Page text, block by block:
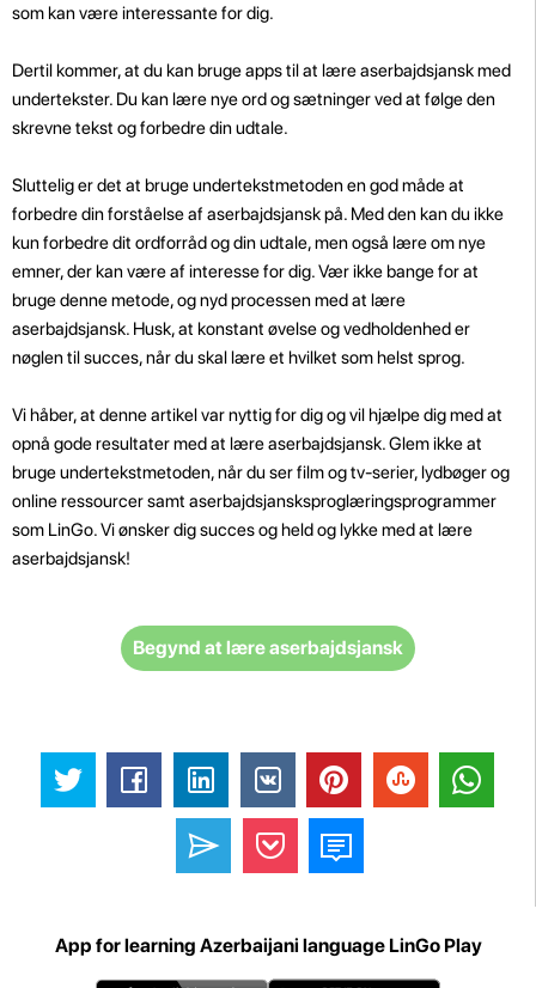
som kan være interessante for dig.
Dertil kommer, at du kan bruge apps til at lære aserbajdsjansk med
undertekster. Du kan lære nye ord og sætninger ved at følge den
skrevne tekst og forbedre din udtale.
Sluttelig er det at bruge undertekstmetoden en god måde at
forbedre din forståelse af aserbajdsjansk på. Med den kan du ikke
kun forbedre dit ordforråd og din udtale, men også lære om nye
emner, der kan være af interesse for dig. Vær ikke bange for at
bruge denne metode, og nyd processen med at lære
aserbajdsjansk. Husk, at konstant øvelse og vedholdenhed er
nøglen til succes, når du skal lære et hvilket som helst sprog.
Vi håber, at denne artikel var nyttig for dig og vil hjælpe dig med at
opnå gode resultater med at lære aserbajdsjansk. Glem ikke at
bruge undertekstmetoden, når du ser film og tv-serier, lydbøger og
online ressourcer samt aserbajdsjansksproglæringsprogrammer
som LinGo. Vi ønsker dig succes og held og lykke med at lære
aserbajdsjansk!
Begynd at lære aserbajdsjansk
App for learning Azerbaijani language LinGo Play